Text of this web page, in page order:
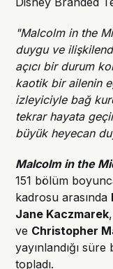
"Malcolm in the
duygu ve
açıcı bir durum
kaotik bir ailenin
izleyiciyle bağ
tekrar hayata
büyük heyecan
Malcolm in the
151 bölüm
kadrosu arasında
Jane Kaczmarek,
ve Christopher
yayınlandığı
topladı.